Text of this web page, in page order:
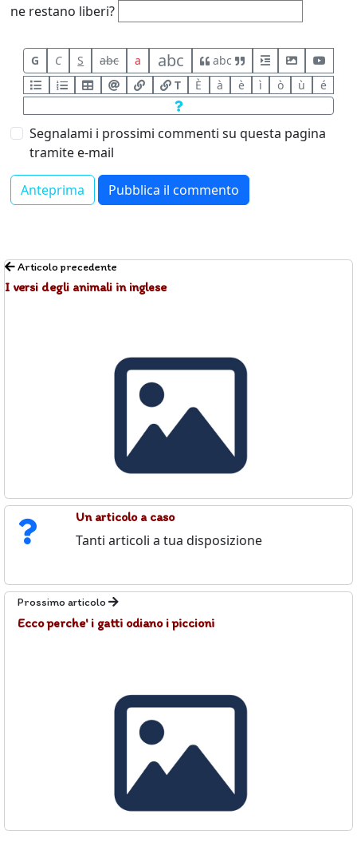
ne restano liberi?
G C S abc a abc
abc
T
È à è ì ò ù é
Segnalami i prossimi commenti su questa pagina
tramite e-mail
Articolo precedente
I versi degli animali in inglese
Un articolo a caso
Tanti articoli a tua disposizione
Prossimo articolo
Ecco perche' i gatti odiano i piccioni